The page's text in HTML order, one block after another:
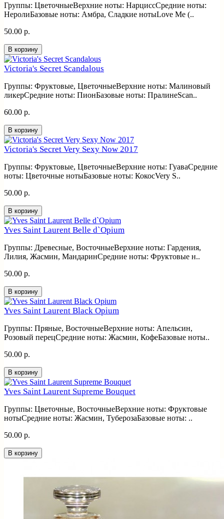
Группы: ЦветочныеВерхние ноты: НарциссСредние ноты:
НеролиБазовые ноты: Амбра, Сладкие нотыLove Me (..
50.00 р.
В корзину
Victoria's Secret Scandalous
Группы: Фруктовые, ЦветочныеВерхние ноты: Малиновый
ликерСредние ноты: ПионБазовые ноты: ПралинеScan..
60.00 р.
В корзину
Victoria's Secret Very Sexy Now 2017
Группы: Фруктовые, ЦветочныеВерхние ноты: ГуаваСредние
ноты: Цветочные нотыБазовые ноты: КокосVery S..
50.00 р.
В корзину
Yves Saint Laurent Belle d`Opium
Группы: Древесные, ВосточныеВерхние ноты: Гардения,
Лилия, Жасмин, МандаринСредние ноты: Фруктовые н..
50.00 р.
В корзину
Yves Saint Laurent Black Opium
Группы: Пряные, ВосточныеВерхние ноты: Апельсин,
Розовый перецСредние ноты: Жасмин, КофеБазовые ноты..
50.00 р.
В корзину
Yves Saint Laurent Supreme Bouquet
Группы: Цветочные, ВосточныеВерхние ноты: Фруктовые
нотыСредние ноты: Жасмин, ТуберозаБазовые ноты: ..
50.00 р.
В корзину